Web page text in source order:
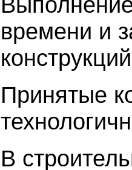
времени и
Принятые
В